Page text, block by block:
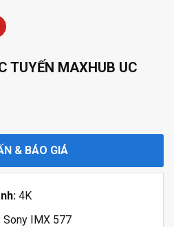
TUYẾN MAXHUB UC
& BÁO GIÁ
4K
Sony IMX 577